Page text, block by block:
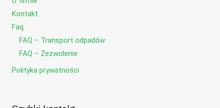
Kontakt
Faq
FAQ – Transport odpadów
FAQ – Zezwolenie
Polityka prywatności